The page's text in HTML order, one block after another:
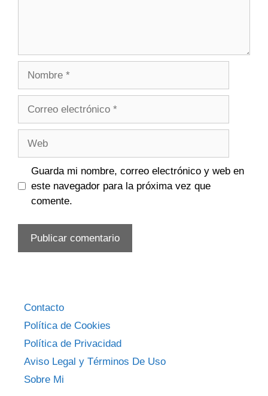
Guarda mi nombre, correo electrónico y web en
este navegador para la próxima vez que
comente.
Contacto
Política de Cookies
Política de Privacidad
Aviso Legal y Términos De Uso
Sobre Mi